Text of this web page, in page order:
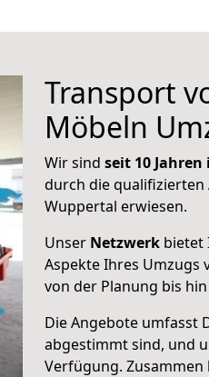
Transport
Möbeln
Wir sind seit 10
durch die qualifizierten
Wuppertal erwiesen.
Unser Netzwerk bietet
Aspekte Ihres Umzugs
von der Planung bis
Die Angebote umfasst
abgestimmt sind, und
Verfügung.